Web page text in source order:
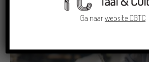
RECENTE BERICHTEN
Ga naarwebsite CGTC